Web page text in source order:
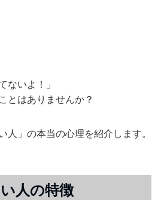
ないよ！」
とはありませんか？
人」の本当の心理を紹介します。
人の特徴